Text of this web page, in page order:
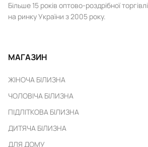
Більше 15 років оптово-роздрібної торгівлі
на ринку України з 2005 року.
МАГАЗИН
ЖІНОЧА БІЛИЗНА
ЧОЛОВІЧА БІЛИЗНА
ПІДЛІТКОВА БІЛИЗНА
ДИТЯЧА БІЛИЗНА
ДЛЯ ДОМУ